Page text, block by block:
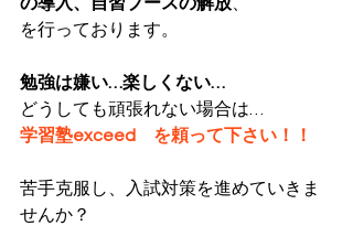
を行っております。
勉強は嫌い…楽しくない…
どうしても頑張れない場合は…
学習塾exceed　を頼って下さい！！
苦手克服し、入試対策を進めていきま
せんか？